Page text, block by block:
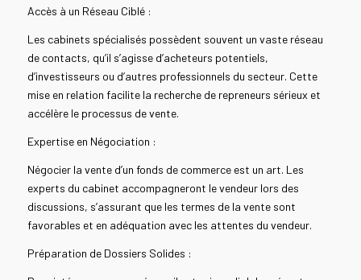
LIRE LA SUITE
Accès à un Réseau Ciblé :
Les cabinets spécialisés possèdent souvent un vaste réseau
de contacts, qu’il s’agisse d’acheteurs potentiels,
d’investisseurs ou d’autres professionnels du secteur. Cette
mise en relation facilite la recherche de repreneurs sérieux et
accélère le processus de vente.
Expertise en Négociation :
Négocier la vente d’un fonds de commerce est un art. Les
experts du cabinet accompagneront le vendeur lors des
discussions, s’assurant que les termes de la vente sont
favorables et en adéquation avec les attentes du vendeur.
Préparation de Dossiers Solides :